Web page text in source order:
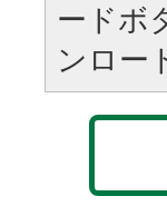
ードボ
ンロー